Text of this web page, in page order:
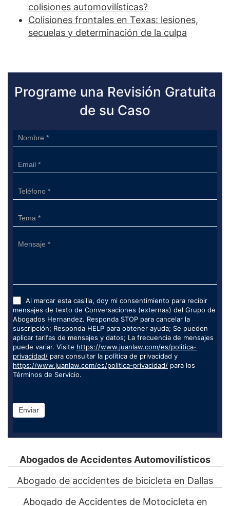
colisiones automovilísticas?
Colisiones frontales en Texas: lesiones,
secuelas y determinación de la culpa
Programe una Revisión Gratuita
de su Caso
Sidebar
Form
Al marcar esta casilla, doy mi consentimiento para recibir
mensajes de texto de Conversaciones (externas) del Grupo de
Abogados Hernandez. Responda STOP para cancelar la
suscripción; Responda HELP para obtener ayuda; Se pueden
aplicar tarifas de mensajes y datos; La frecuencia de mensajes
puede variar. Visite https://www.juanlaw.com/es/politica-
privacidad/ para consultar la política de privacidad y
https://www.juanlaw.com/es/politica-privacidad/ para los
Términos de Servicio.
Enviar
Abogados de Accidentes Automovilísticos
Abogado de accidentes de bicicleta en Dallas
Abogado de Accidentes de Motocicleta en